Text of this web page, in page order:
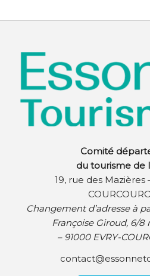
Comité
du tourisme de
19, rue des Mazières
Changement d’adresse à
Françoise Giroud, 6/
– 91000 EVRY-